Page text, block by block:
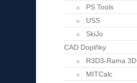
PS Tools
USS
SkiJo
CAD Doplňky
R3D3-Rama 3D
MITCalc